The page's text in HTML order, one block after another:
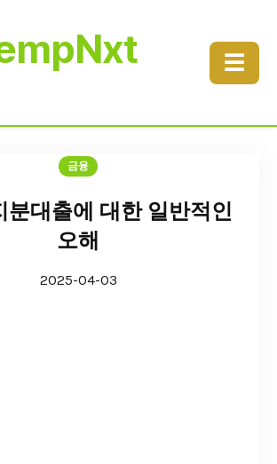
☰
금융
분대출에 대한 일반적인
오해
2025-04-03